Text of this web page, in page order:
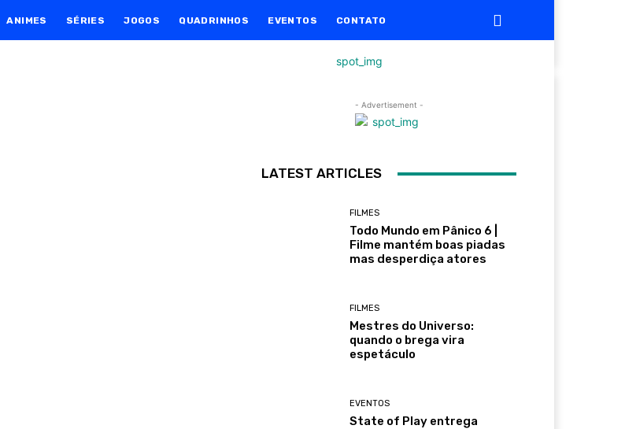
ANIMES SÉRIES JOGOS QUADRINHOS EVENTOS CONTATO
- Advertisement -
LATEST ARTICLES
FILMES
Todo Mundo em Pânico 6 |
Filme mantém boas piadas
mas desperdiça atores
FILMES
Mestres do Universo:
quando o brega vira
espetáculo
EVENTOS
State of Play entrega